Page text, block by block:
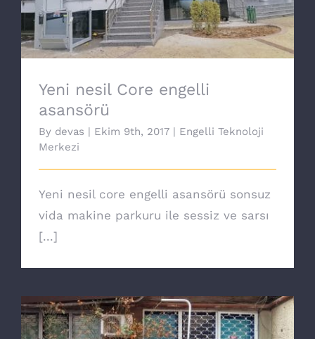
Yeni nesil Core engelli
asansörü
By devas | Ekim 9th, 2017 | Engelli Teknoloji
Merkezi
Yeni nesil core engelli asansörü sonsuz
vida makine parkuru ile sessiz ve sarsı
[...]